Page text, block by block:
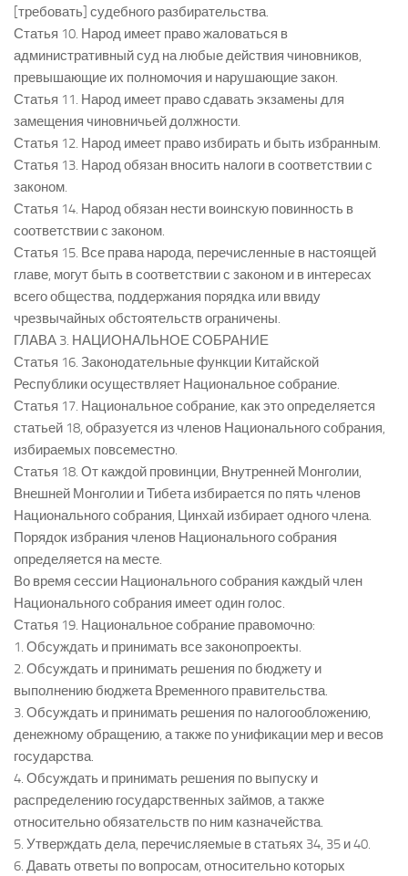
[требовать] судебного разбирательства.
Статья 10. Народ имеет право жаловаться в
административный суд на любые действия чиновников,
превышающие их полномочия и нарушающие закон.
Статья 11. Народ имеет право сдавать экзамены для
замещения чиновничьей должности.
Статья 12. Народ имеет право избирать и быть избранным.
Статья 13. Народ обязан вносить налоги в соответствии с
законом.
Статья 14. Народ обязан нести воинскую повинность в
соответствии с законом.
Статья 15. Все права народа, перечисленные в настоящей
главе, могут быть в соответствии с законом и в интересах
всего общества, поддержания порядка или ввиду
чрезвычайных обстоятельств ограничены.
ГЛАВА 3. НАЦИОНАЛЬНОЕ СОБРАНИЕ
Статья 16. Законодательные функции Китайской
Республики осуществляет Национальное собрание.
Статья 17. Национальное собрание, как это определяется
статьей 18, образуется из членов Национального собрания,
избираемых повсеместно.
Статья 18. От каждой провинции, Внутренней Монголии,
Внешней Монголии и Тибета избирается по пять членов
Национального собрания, Цинхай избирает одного члена.
Порядок избрания членов Национального собрания
определяется на месте.
Во время сессии Национального собрания каждый член
Национального собрания имеет один голос.
Статья 19. Национальное собрание правомочно:
1. Обсуждать и принимать все законопроекты.
2. Обсуждать и принимать решения по бюджету и
выполнению бюджета Временного правительства.
3. Обсуждать и принимать решения по налогообложению,
денежному обращению, а также по унификации мер и весов
государства.
4. Обсуждать и принимать решения по выпуску и
распределению государственных займов, а также
относительно обязательств по ним казначейства.
5. Утверждать дела, перечисляемые в статьях 34, 35 и 40.
6. Давать ответы по вопросам, относительно которых